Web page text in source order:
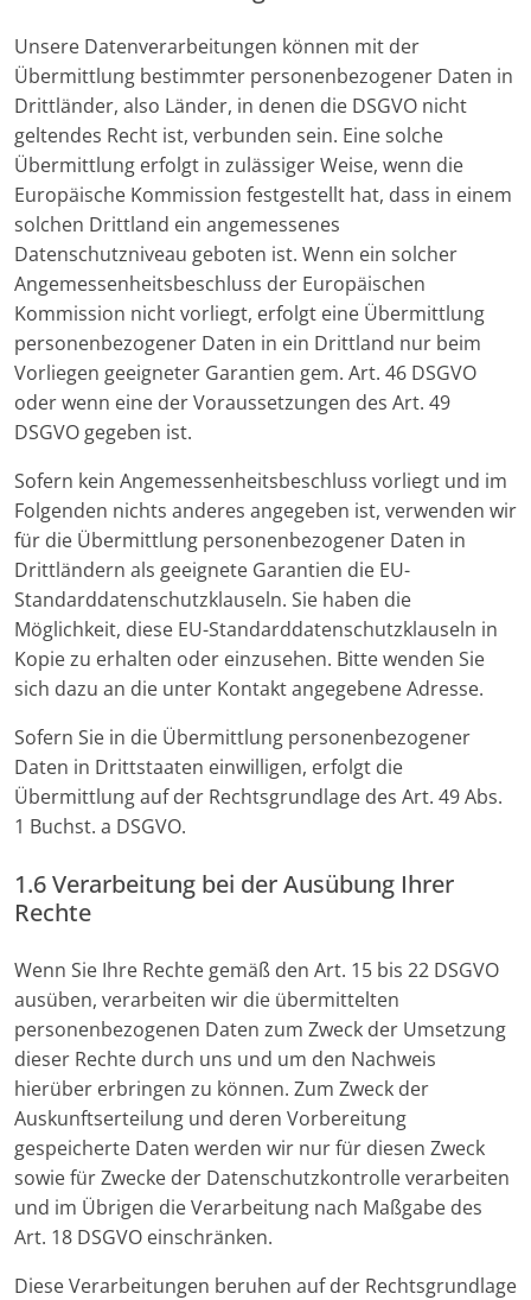
Unsere Datenverarbeitungen können mit der
Übermittlung bestimmter personenbezogener Daten in
Drittländer, also Länder, in denen die DSGVO nicht
geltendes Recht ist, verbunden sein. Eine solche
Übermittlung erfolgt in zulässiger Weise, wenn die
Europäische Kommission festgestellt hat, dass in einem
solchen Drittland ein angemessenes
Datenschutzniveau geboten ist. Wenn ein solcher
Angemessenheitsbeschluss der Europäischen
Kommission nicht vorliegt, erfolgt eine Übermittlung
personenbezogener Daten in ein Drittland nur beim
Vorliegen geeigneter Garantien gem. Art. 46 DSGVO
oder wenn eine der Voraussetzungen des Art. 49
DSGVO gegeben ist.
Sofern kein Angemessenheitsbeschluss vorliegt und im
Folgenden nichts anderes angegeben ist, verwenden wir
für die Übermittlung personenbezogener Daten in
Drittländern als geeignete Garantien die EU-
Standarddatenschutzklauseln. Sie haben die
Möglichkeit, diese EU-Standarddatenschutzklauseln in
Kopie zu erhalten oder einzusehen. Bitte wenden Sie
sich dazu an die unter Kontakt angegebene Adresse.
Sofern Sie in die Übermittlung personenbezogener
Daten in Drittstaaten einwilligen, erfolgt die
Übermittlung auf der Rechtsgrundlage des Art. 49 Abs.
1 Buchst. a DSGVO.
1.6 Verarbeitung bei der Ausübung Ihrer
Rechte
Wenn Sie Ihre Rechte gemäß den Art. 15 bis 22 DSGVO
ausüben, verarbeiten wir die übermittelten
personenbezogenen Daten zum Zweck der Umsetzung
dieser Rechte durch uns und um den Nachweis
hierüber erbringen zu können. Zum Zweck der
Auskunftserteilung und deren Vorbereitung
gespeicherte Daten werden wir nur für diesen Zweck
sowie für Zwecke der Datenschutzkontrolle verarbeiten
und im Übrigen die Verarbeitung nach Maßgabe des
Art. 18 DSGVO einschränken.
Diese Verarbeitungen beruhen auf der Rechtsgrundlage